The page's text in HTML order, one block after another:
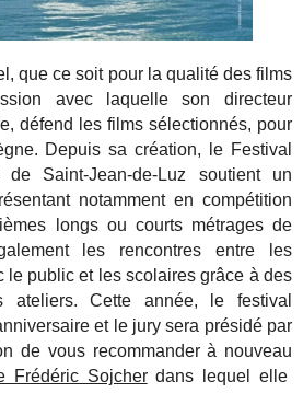
que ce soit pour la qualité des films
avec laquelle son directeur
défend les films sélectionnés, pour
Depuis sa création, le Festival
de Saint-Jean-de-Luz soutient un
notamment en compétition
longs ou courts métrages de
les rencontres entre les
le public et les scolaires grâce à des
ateliers. Cette année, le festival
et le jury sera présidé par
de vous recommander à nouveau
Frédéric Sojcherdans lequel elle